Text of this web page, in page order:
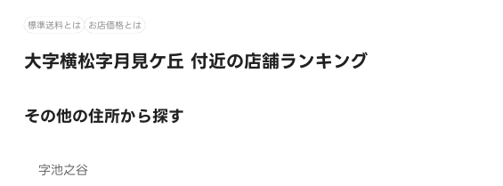
標準送料とは お店価格とは
大字横松字月見ケ丘 付近の店舗ランキング
その他の住所から探す
字池之谷